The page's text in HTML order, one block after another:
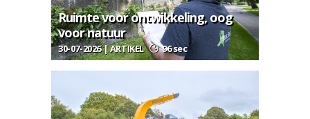
Ruimte voor ontwikkeling, oog
voor natuur
30-07-2026 | ARTIKEL 96 sec